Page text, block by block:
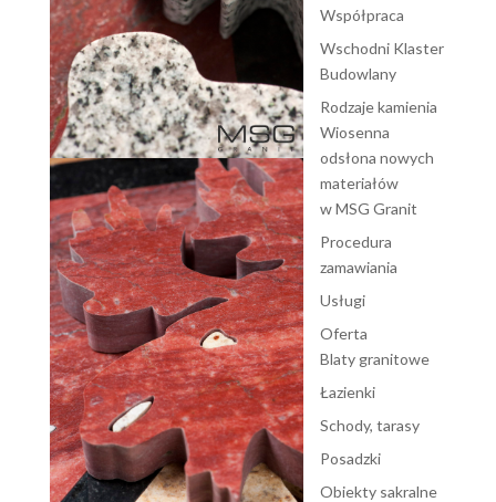
Współpraca
Wschodni Klaster
Budowlany
Rodzaje kamienia
Wiosenna
odsłona nowych
materiałów
w MSG Granit
Procedura
zamawiania
Usługi
Oferta
Blaty granitowe
Łazienki
Schody, tarasy
Posadzki
Obiekty sakralne